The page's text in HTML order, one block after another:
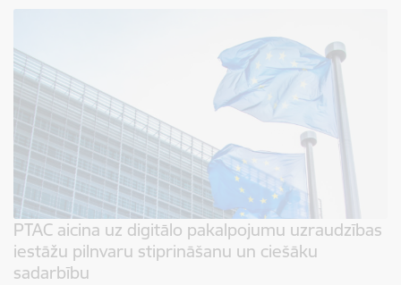
PTAC aicina uz digitālo pakalpojumu uzraudzības
iestāžu pilnvaru stiprināšanu un ciešāku
sadarbību